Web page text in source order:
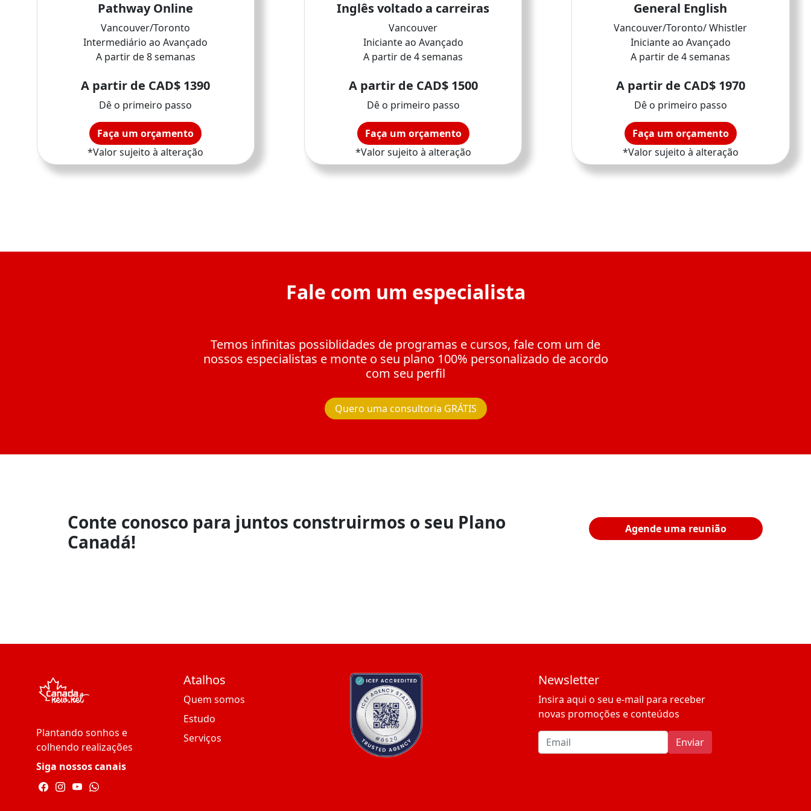
Pathway Online
Vancouver/Toronto
Intermediário ao Avançado
A partir de 8 semanas
A partir de CAD$ 1390
Dê o primeiro passo
Faça um orçamento
*Valor sujeito à alteração
Inglês voltado a carreiras
Vancouver
Iniciante ao Avançado
A partir de 4 semanas
A partir de CAD$ 1500
Dê o primeiro passo
Faça um orçamento
*Valor sujeito à alteração
General English
Vancouver/Toronto/ Whistler
Iniciante ao Avançado
A partir de 4 semanas
A partir de CAD$ 1970
Dê o primeiro passo
Faça um orçamento
*Valor sujeito à alteração
Fale com um especialista
Temos infinitas possiblidades de programas e cursos, fale com um de
nossos especialistas e monte o seu plano 100% personalizado de acordo
com seu perfil
Quero uma consultoria GRÁTIS
Conte conosco para juntos construirmos o seu Plano
Canadá!
Agende uma reunião
Plantando sonhos e
colhendo realizações
Siga nossos canais
Atalhos
Quem somos
Estudo
Serviços
Newsletter
Insira aqui o seu e-mail para receber
novas promoções e conteúdos
Email address
Enviar